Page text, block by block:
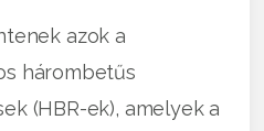
azok a
hárombetűs
(HBR-ek), amelyek a